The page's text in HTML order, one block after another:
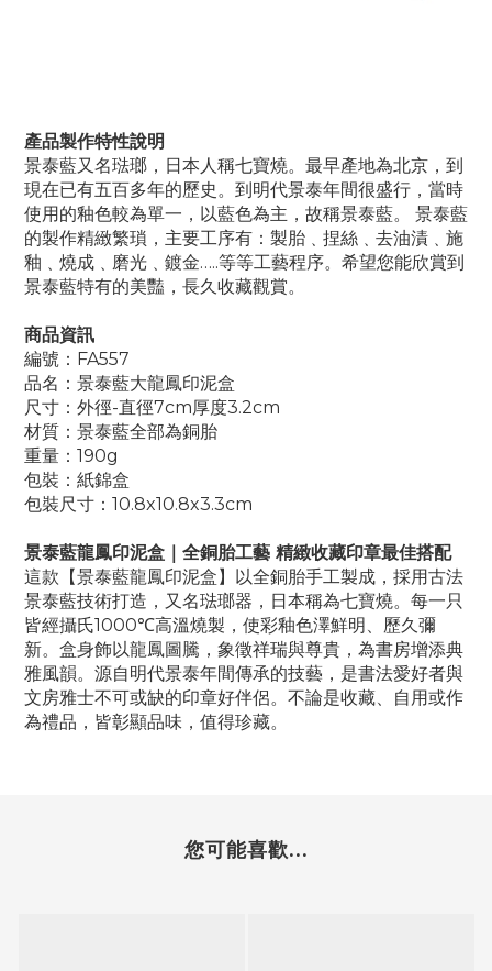
產品製作特性說明
景泰藍又名琺瑯，日本人稱七寶燒。最早產地為北京，到
現在已有五百多年的歷史。到明代景泰年間很盛行，當時
使用的釉色較為單一，以藍色為主，故稱景泰藍。 景泰藍
的製作精緻繁瑣，主要工序有：製胎﹑捏絲﹑去油漬﹑施
釉﹑燒成﹑磨光﹑鍍金…..等等工藝程序。希望您能欣賞到
景泰藍特有的美豔，長久收藏觀賞。
商品資訊
編號：FA557
品名：景泰藍大龍鳳印泥盒
尺寸：外徑-直徑7cm厚度3.2cm
材質：景泰藍全部為銅胎
重量：190g
包裝：紙錦盒
包裝尺寸：10.8x10.8x3.3cm
景泰藍龍鳳印泥盒｜全銅胎工藝 精緻收藏印章最佳搭配
這款【景泰藍龍鳳印泥盒】以全銅胎手工製成，採用古法
景泰藍技術打造，又名琺瑯器，日本稱為七寶燒。每一只
皆經攝氏1000℃高溫燒製，使彩釉色澤鮮明、歷久彌
新。盒身飾以龍鳳圖騰，象徵祥瑞與尊貴，為書房增添典
雅風韻。源自明代景泰年間傳承的技藝，是書法愛好者與
文房雅士不可或缺的印章好伴侶。不論是收藏、自用或作
為禮品，皆彰顯品味，值得珍藏。
您可能喜歡...